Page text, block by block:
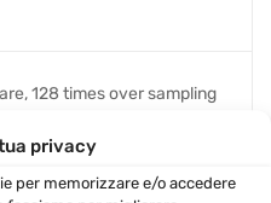
privacy
per memorizzare e/o accedere
128 times over sampling